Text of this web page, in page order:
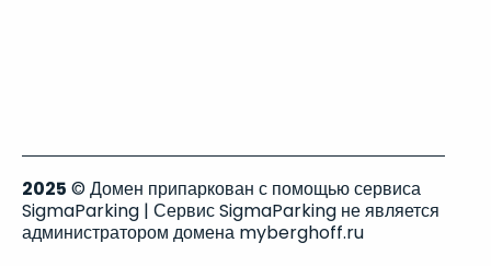
2025 © Домен припаркован с помощью сервиса
SigmaParking | Сервис SigmaParking не является
администратором домена myberghoff.ru